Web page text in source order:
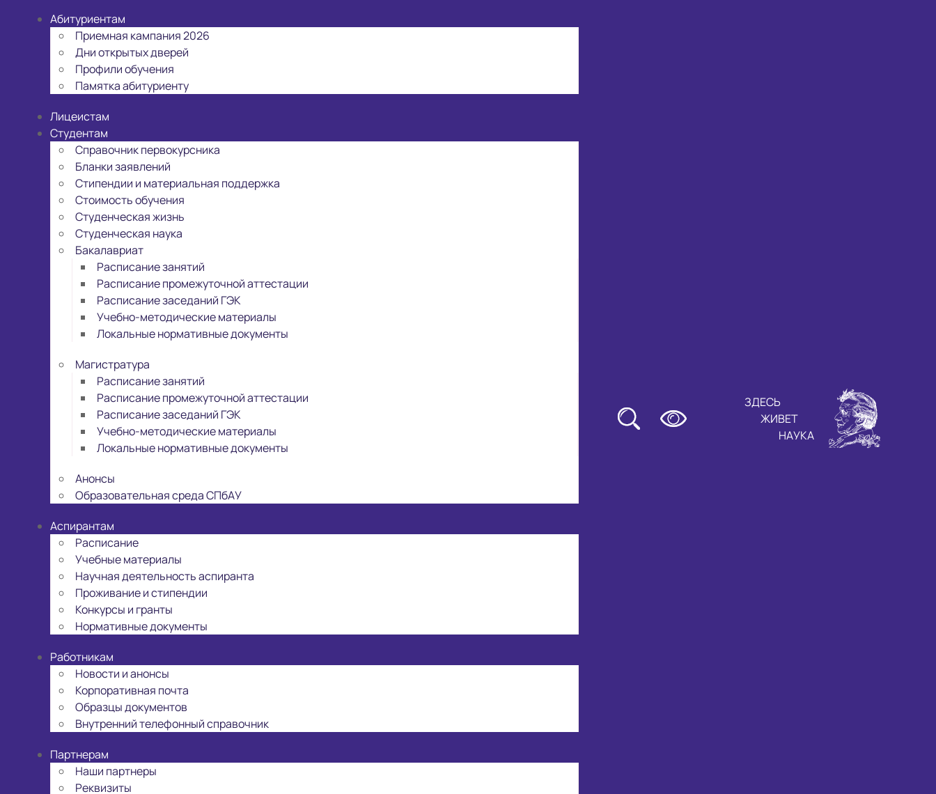
Абитуриентам
Приемная кампания 2026
Дни открытых дверей
Профили обучения
Памятка абитуриенту
Лицеистам
Студентам
Справочник первокурсника
Бланки заявлений
Стипендии и материальная поддержка
Стоимость обучения
Студенческая жизнь
Студенческая наука
Бакалавриат
Расписание занятий
Расписание промежуточной аттестации
Расписание заседаний ГЭК
Учебно-методические материалы
Локальные нормативные документы
Магистратура
Расписание занятий
Расписание промежуточной аттестации
Расписание заседаний ГЭК
Учебно-методические материалы
Локальные нормативные документы
Анонсы
Образовательная среда СПбАУ
Аспирантам
Расписание
Учебные материалы
Научная деятельность аспиранта
Проживание и стипендии
Конкурсы и гранты
Нормативные документы
Работникам
Новости и анонсы
Корпоративная почта
Образцы документов
Внутренний телефонный справочник
Партнерам
Наши партнеры
Реквизиты
ЗДЕСЬ
ЖИВЕТ
НАУКА